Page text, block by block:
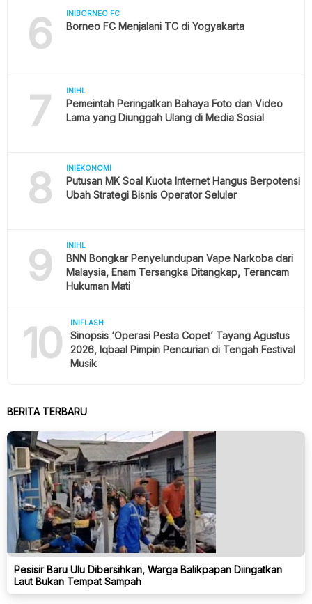
6 INIBORNEO FC
Borneo FC Menjalani TC di Yogyakarta
7 INIHL
Pemeintah Peringatkan Bahaya Foto dan Video
Lama yang Diunggah Ulang di Media Sosial
8 INIEKONOMI
Putusan MK Soal Kuota Internet Hangus Berpotensi
Ubah Strategi Bisnis Operator Seluler
9 INIHL
BNN Bongkar Penyelundupan Vape Narkoba dari
Malaysia, Enam Tersangka Ditangkap, Terancam
Hukuman Mati
10 INIFLASH
Sinopsis ‘Operasi Pesta Copet’ Tayang Agustus
2026, Iqbaal Pimpin Pencurian di Tengah Festival
Musik
BERITA TERBARU
Pesisir Baru Ulu Dibersihkan, Warga Balikpapan Diingatkan
Laut Bukan Tempat Sampah